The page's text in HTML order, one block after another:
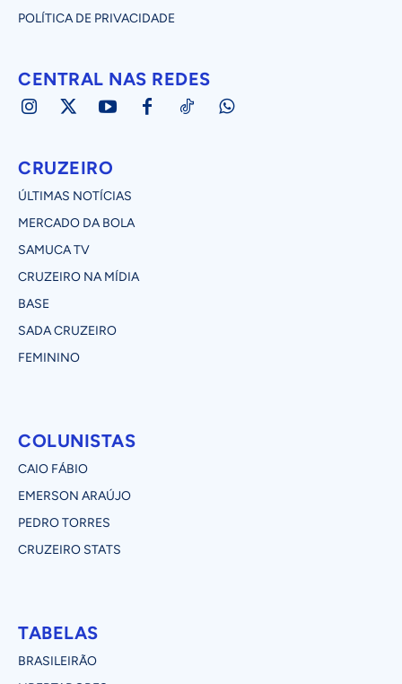
POLÍTICA DE PRIVACIDADE
CENTRAL NAS REDES
CRUZEIRO
ÚLTIMAS NOTÍCIAS
MERCADO DA BOLA
SAMUCA TV
CRUZEIRO NA MÍDIA
BASE
SADA CRUZEIRO
FEMININO
COLUNISTAS
CAIO FÁBIO
EMERSON ARAÚJO
PEDRO TORRES
CRUZEIRO STATS
TABELAS
BRASILEIRÃO